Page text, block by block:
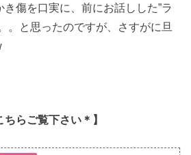
傷を口実に、前にお話しした”ラ
。と思ったのですが、さすがに旦
ちらご覧下さい＊】